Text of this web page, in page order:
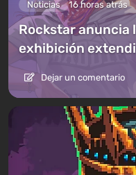
Noticias 16 horas atrás
Rockstar anuncia
exhibición
Dejar un comentario